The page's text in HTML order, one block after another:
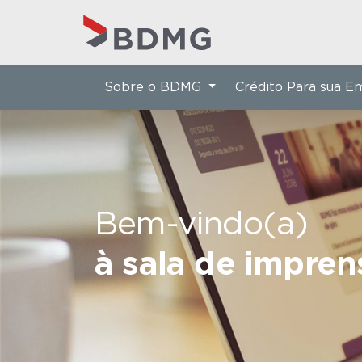
Bem-vindo(a)
à sala de
Sobre o BDMG Crédito Para sua